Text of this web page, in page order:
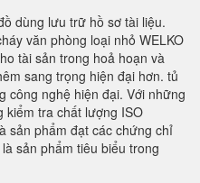
dùng lưu trữ hồ sơ tài liệu.
văn phòng loại nhỏ WELKO
tài sản trong hoả hoạn và
sang trọng hiện đại hơn. tủ
công nghệ hiện đại. Với những
kiểm tra chất lượng ISO
sản phẩm đạt các chứng chỉ
sản phẩm tiêu biểu trong